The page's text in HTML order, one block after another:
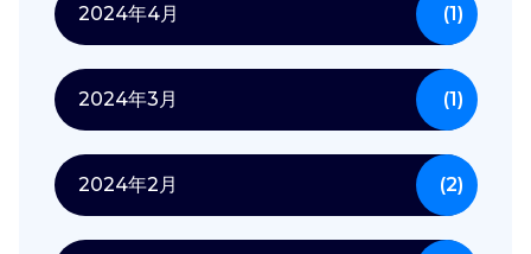
2024年4月 (1)
2024年3月 (1)
2024年2月 (2)